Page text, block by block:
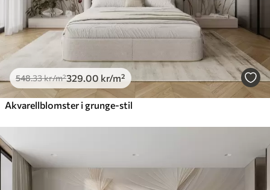
548.33kr/m²329 .00 kr/m²
Akvarellblomster i grunge-stil